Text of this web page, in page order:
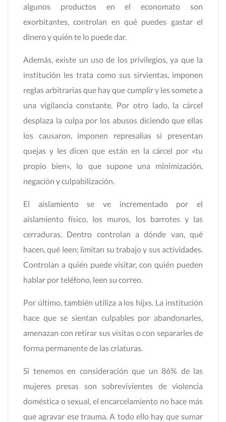
algunos productos en el economato son
exorbitantes, controlan en qué puedes gastar el
dinero y quién te lo puede dar.
Además, existe un uso de los privilegios, ya que la
institución les trata como sus sirvientas, imponen
reglas arbitrarias que hay que cumplir y les somete a
una vigilancia constante. Por otro lado, la cárcel
desplaza la culpa por los abusos diciendo que ellas
los causaron, imponen represalias si presentan
quejas y les dicen que están en la cárcel por «tu
propio bien», lo que supone una minimización,
negación y culpabilización.
El aislamiento se ve incrementado por el
aislamiento físico, los muros, los barrotes y las
cerraduras. Dentro controlan a dónde van, qué
hacen, qué leen; limitan su trabajo y sus actividades.
Controlan a quién puede visitar, con quién pueden
hablar por teléfono, leen su correo.
Por último, también utiliza a los hijxs. La institución
hace que se sientan culpables por abandonarles,
amenazan con retirar sus visitas o con separarles de
forma permanente de las criaturas.
Si tenemos en consideración que un 86% de las
mujeres presas son sobrevivientes de violencia
doméstica o sexual, el encarcelamiento no hace más
que agravar ese trauma. A todo ello hay que sumar